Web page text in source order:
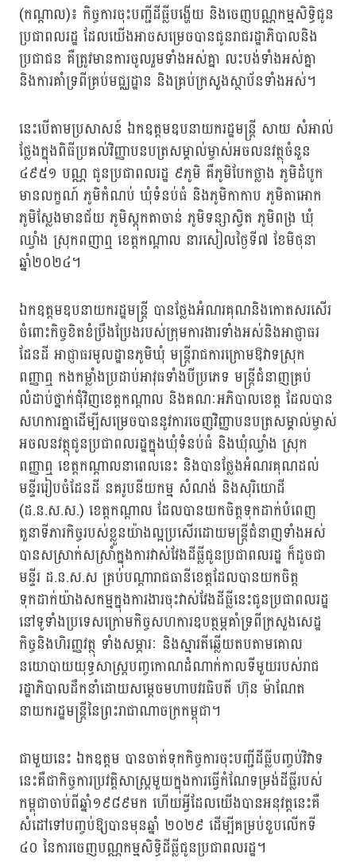
(កណ្ដាល)៖ កិច្ចការចុះបញ្ជីដីធ្លីបង្ហើយ និងចេញបណ្ណកម្មសិទ្ធិជូន
ប្រជាពលរដ្ឋ ដែលយើងអាចសម្រេចបានជូនរាជរដ្ឋាភិបាលនិង
ប្រជាជន គឺត្រូវមានការចូលរួមទាំងអស់គ្នា លះបង់ទាំងអស់គ្នា
និងការគាំទ្រពីគ្រប់មជ្ឈដ្ឋាន និងគ្រប់ក្រសួងស្ថាប័នទាំងអស់។
នេះបើតាមប្រសាសន៍ ឯកឧត្តមឧបនាយករដ្ឋមន្ត្រី សាយ សំអាល់
ថ្លែងក្នុងពិធីប្រគល់វិញ្ញាបនបត្រសម្គាល់ម្ចាស់អចលនវត្ថុចំនួន
៤៩៥១ បណ្ណ ជូនប្រជាពលរដ្ឋ ៩ភូមិ គឺភូមិបែកថ្លាង ភូមិដំបូក
មានលក្ខណ៍ ភូមិកំណប់ ឃុំទំនប់ធំ និងភូមិកាកាប ភូមិតាអោក
ភូមិស្លែងមានជ័យ ភូមិស្តុកតាចាន់ ភូមិទន្សាស្វិត ភូមិពង្រ ឃុំ
ឈ្វាំង ស្រុកពញាឮ ខេត្តកណ្ដាល នារសៀលថ្ងៃទី៧ ខែមិថុនា
ឆ្នាំ២០២៤។
ឯកឧត្តមឧបនាយករដ្ឋមន្ត្រី បានថ្លែងអំណរគុណនិងកោតសរសើរ
ចំពោះកិច្ចខិតខំប្រឹងប្រែងរបស់ក្រុមការងារទាំងអស់និងអាជ្ញាធរ
ដែនដី អាជ្ញាធរមូលដ្ឋានភូមិឃុំ មន្ត្រីរាជការក្រោមឱវាទស្រុក
ពញ្ញាឮ កងកម្លាំងប្រដាប់អាវុធទាំងបីប្រភេទ មន្ត្រីជំនាញគ្រប់
លំដាប់ថ្នាក់ជុំវិញខេត្តកណ្ដាល និងគណៈអភិបាលខេត្ត ដែលបាន
សហការគ្នាដើម្បីសម្រេចបាននូវការចេញវិញ្ញាបនបត្រសម្គាល់ម្ចាស់
អចលនវត្ថុជូនប្រជាពលរដ្ឋក្នុងឃុំទំនប់ធំ និងឃុំឈ្វាំង ស្រុក
ពញ្ញាឮ ខេត្តកណ្ដាលនាពេលនេះ និងបានថ្លែងអំណរគុណដល់
មន្ទីររៀបចំដែនដី នគរូបនីយកម្ម សំណង់ និងសុរិយោដី
(ដ.ន.ស.ស.) ខេត្តកណ្ដាល ដែលបានយកចិត្តទុកដាក់បំពេញ
តួនាទីភារកិច្ចរបស់ខ្លួនយ៉ាងល្អប្រសើរដោយមន្ត្រីជំនាញទាំងអស់
បានសស្រាក់សស្រាំក្នុងការវាស់វែងដីធ្លីជូនប្រជាពលរដ្ឋ ក៏ដូចជា
មន្ទីរ ដ.ន.ស.ស គ្រប់បណ្ដារាជធានីខេត្តដែលបានយកចិត្ត
ទុកដាក់យ៉ាងសកម្មក្នុងការងារចុះវាស់វែងដីធ្លីនេះជូនប្រជាពលរដ្ឋ
នៅទូទាំងប្រទេសក្រោមកិច្ចសហការឧបត្ថម្ភគាំទ្រពីក្រសួងសេដ្ឋ
កិច្ចនិងហិរញ្ញវត្ថុ ទាំងសម្ភារៈ និងស្មារតីឆ្លើយតបតាមគោល
នយោបាយយុទ្ធសាស្ត្របញ្ចកោណដំណាក់កាលទីមួយរបស់រាជ
រដ្ឋាភិបាលដឹកនាំដោយសម្ដេចមហាបវរធិបតី ហ៊ុន ម៉ាណែត
នាយករដ្ឋមន្ត្រីនៃព្រះរាជាណាចក្រកម្ពុជា។
ជាមួយនេះ ឯកឧត្តម បានចាត់ទុកកិច្ចការចុះបញ្ជីដីធ្លីបញ្ចប់វិវាទ
នេះគឺជាកិច្ចការប្រវត្តិសាស្ត្រមួយក្នុងការធ្វើកំណែទម្រង់ដីធ្លីរបស់
កម្ពុជាចាប់ពីឆ្នាំ១៩៨៩មក ហើយអ្វីដែលយើងបានអនុវត្តនេះគឺ
សំដៅទៅបញ្ចប់ឱ្យបានមុនឆ្នាំ ២០២៩ ដើម្បីគម្រប់ខួបលើកទី
៤០ នៃការចេញបណ្ណកម្មសិទ្ធិដីធ្លីជូនប្រជាពលរដ្ឋ។